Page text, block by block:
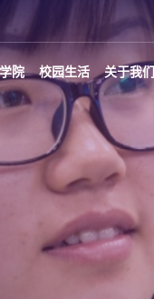
院 校园生活 关于我们